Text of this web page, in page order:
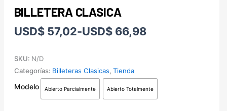
BILLETERA CLASICA
USD$57,02-USD$66,98
Rango
precios:
desde
USD$ 57,02
hasta
USD$ 66,98
SKU: N/D
Categorías: Billeteras Clasicas, Tienda
Modelo Abierto Parcialmente Abierto Totalmente
Billetera